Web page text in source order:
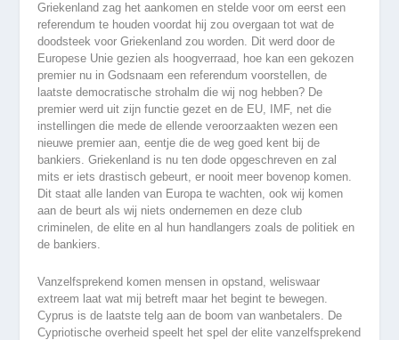
Griekenland zag het aankomen en stelde voor om eerst een
referendum te houden voordat hij zou overgaan tot wat de
doodsteek voor Griekenland zou worden. Dit werd door de
Europese Unie gezien als hoogverraad, hoe kan een gekozen
premier nu in Godsnaam een referendum voorstellen, de
laatste democratische strohalm die wij nog hebben? De
premier werd uit zijn functie gezet en de EU, IMF, net die
instellingen die mede de ellende veroorzaakten wezen een
nieuwe premier aan, eentje die de weg goed kent bij de
bankiers. Griekenland is nu ten dode opgeschreven en zal
mits er iets drastisch gebeurt, er nooit meer bovenop komen.
Dit staat alle landen van Europa te wachten, ook wij komen
aan de beurt als wij niets ondernemen en deze club
criminelen, de elite en al hun handlangers zoals de politiek en
de bankiers.
Vanzelfsprekend komen mensen in opstand, weliswaar
extreem laat wat mij betreft maar het begint te bewegen.
Cyprus is de laatste telg aan de boom van wanbetalers. De
Cypriotische overheid speelt het spel der elite vanzelfsprekend